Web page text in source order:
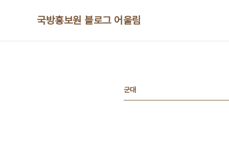
국방홍보원 블로그 어울림
군대